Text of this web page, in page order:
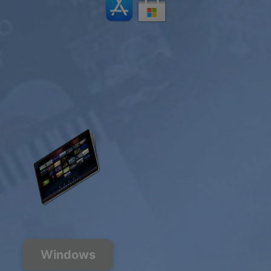
Windows